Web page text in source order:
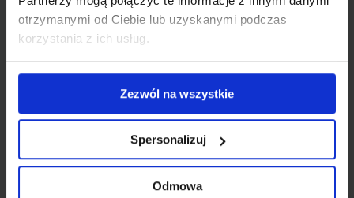
otrzymanymi od Ciebie lub uzyskanymi podczas
korzystania z ich usług.
Zezwól na wszystkie
Spersonalizuj
Odmowa
miejsce